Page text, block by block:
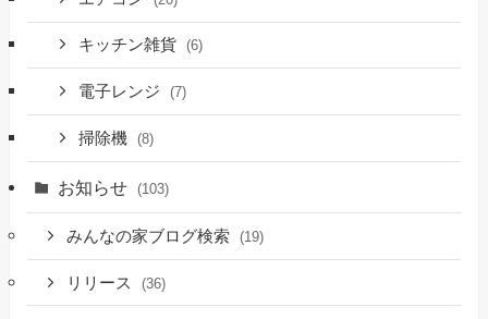
キッチン雑貨 (6)
電子レンジ (7)
掃除機 (8)
お知らせ (103)
みんなの家ブログ検索 (19)
リリース (36)